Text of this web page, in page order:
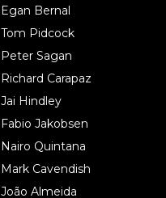
Egan Bernal
Tom Pidcock
Peter Sagan
Richard Carapaz
Jai Hindley
Fabio Jakobsen
Nairo Quintana
Mark Cavendish
João Almeida